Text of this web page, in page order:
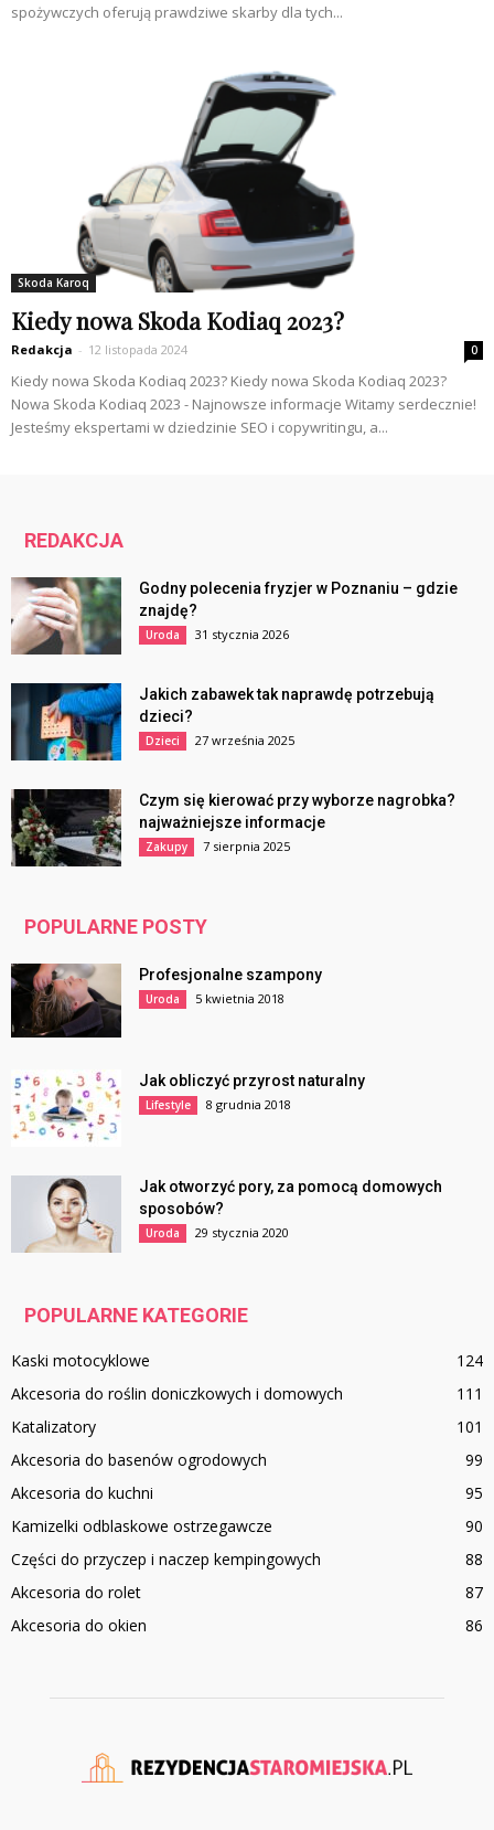
spożywczych oferują prawdziwe skarby dla tych...
Skoda Karoq
Kiedy nowa Skoda Kodiaq 2023?
Redakcja - 12 listopada 2024 0
Kiedy nowa Skoda Kodiaq 2023? Kiedy nowa Skoda Kodiaq 2023?
Nowa Skoda Kodiaq 2023 - Najnowsze informacje Witamy serdecznie!
Jesteśmy ekspertami w dziedzinie SEO i copywritingu, a...
REDAKCJA
Godny polecenia fryzjer w Poznaniu – gdzie
znajdę?
Uroda 31 stycznia 2026
Jakich zabawek tak naprawdę potrzebują
dzieci?
Dzieci 27 września 2025
Czym się kierować przy wyborze nagrobka?
najważniejsze informacje
Zakupy 7 sierpnia 2025
POPULARNE POSTY
Profesjonalne szampony
Uroda 5 kwietnia 2018
Jak obliczyć przyrost naturalny
Lifestyle 8 grudnia 2018
Jak otworzyć pory, za pomocą domowych
sposobów?
Uroda 29 stycznia 2020
POPULARNE KATEGORIE
Kaski motocyklowe
124
Akcesoria do roślin doniczkowych i domowych
111
Katalizatory
101
Akcesoria do basenów ogrodowych
99
Akcesoria do kuchni
95
Kamizelki odblaskowe ostrzegawcze
90
Części do przyczep i naczep kempingowych
88
Akcesoria do rolet
87
Akcesoria do okien
86